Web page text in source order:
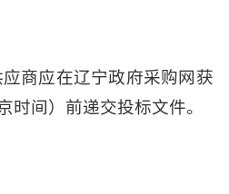
商应在辽宁政府采购网获
时间）前递交投标文件。